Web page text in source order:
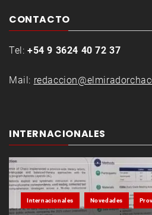
CONTACTO
Tel: +54 9 3624 40 72 37
Mail:
INTERNACIONALES
Internacionales Novedades